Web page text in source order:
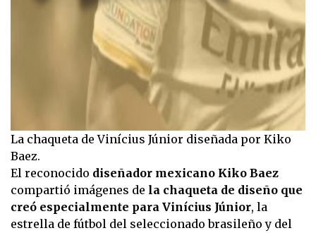
La chaqueta de Vinícius Júnior diseñada por Kiko
Baez.
El reconocido diseñador mexicano Kiko Baez
compartió imágenes de la chaqueta de diseño que
creó especialmente para Vinícius Júnior, la
estrella de fútbol del seleccionado brasileño y del